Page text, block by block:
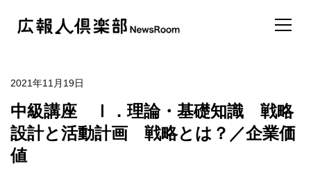
2021年11月19日
中級講座 Ⅰ．理論・基礎知識 戦略
設計と活動計画 戦略とは？／企業価
値